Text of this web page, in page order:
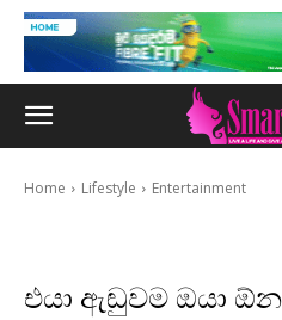
Home Lifestyle Entertainment
එයා ඇඬුවම ඔයා